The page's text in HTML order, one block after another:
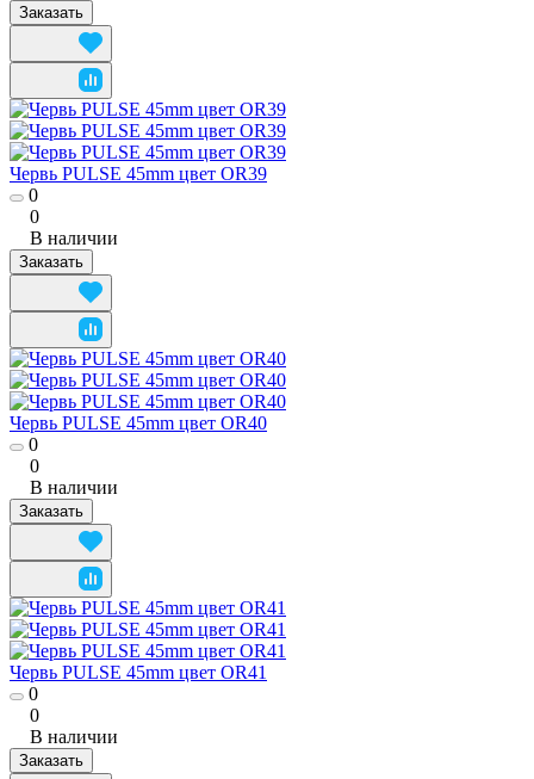
Заказать
Червь PULSE 45mm цвет OR39
0
0
В наличии
Заказать
Червь PULSE 45mm цвет OR40
0
0
В наличии
Заказать
Червь PULSE 45mm цвет OR41
0
0
В наличии
Заказать